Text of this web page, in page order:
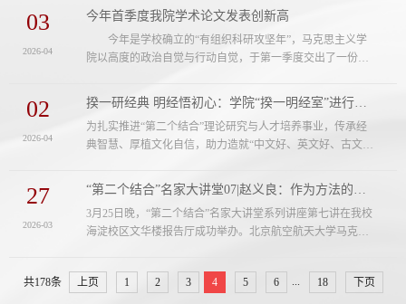
义学院教授主持人刘 涛中央民族大学马克思主义学院讲师
与谈人孟凡东
03
2026-04
今年首季度我院学术论文发表创新高
今年是学校确立的“有组织科研攻坚年”，马克思主义学
院以高度的政治自觉与行动自觉，于第一季度交出了一份亮
论文章） 24 篇，包括学术论文 17篇、理论文章7篇，其中
CSSCI期刊论文 8 篇、1篇被A&HCI收录，实现了数量和质
量双升，以高质量的科研开局为学校“有组织科研攻坚年”献
上了一份厚礼。审核：孔新峰 师英杰 袁海琴
02
2026-04
揆一研经典 明经悟初心：学院“揆一明经室”进行首期活动
为扎实推进“第二个结合”理论研究与人才培养事业，传承经
典智慧、厚植文化自信，助力造就“中文好、英文好、古文
代君子，3月30日，我院第一期“揆一明经室”经典研读活动暨
开班仪式在丰台校区顺利举办。本次活动以《大学》为主
题，由院团委书记、专职辅导员李剑章老师领学，2025级全
体硕士和博士研究生参与学习研讨，在逐句研读、深度交流
27
2026-03
“第二个结合”名家大讲堂07|赵义良：作为方法的马克思主义
3月25日晚，“第二个结合”名家大讲堂系列讲座第七讲在我校
海淀校区文华楼报告厅成功举办。北京航空航天大学马克思
究中心中央民族大学协同研究基地执行主任王雄军研究员主
共178条 上页 1 2 3 4 5 6 18 下页